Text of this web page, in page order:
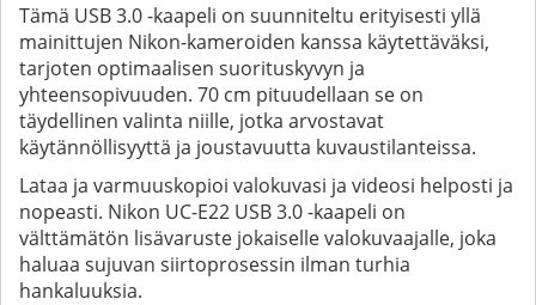
Tämä USB 3.0 -kaapeli on suunniteltu erityisesti yllä
mainittujen Nikon-kameroiden kanssa käytettäväksi,
tarjoten optimaalisen suorituskyvyn ja
yhteensopivuuden. 70 cm pituudellaan se on
täydellinen valinta niille, jotka arvostavat
käytännöllisyyttä ja joustavuutta kuvaustilanteissa.
Lataa ja varmuuskopioi valokuvasi ja videosi helposti ja
nopeasti. Nikon UC-E22 USB 3.0 -kaapeli on
välttämätön lisävaruste jokaiselle valokuvaajalle, joka
haluaa sujuvan siirtoprosessin ilman turhia
hankaluuksia.